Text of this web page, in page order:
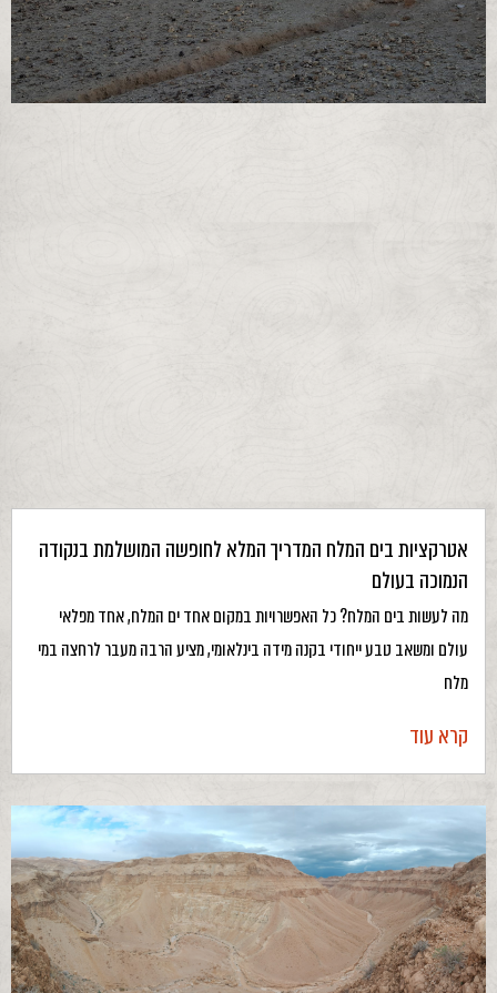
אטרקציות בים המלח המדריך המלא לחופשה המושלמת בנקודה
הנמוכה בעולם
מה לעשות בים המלח? כל האפשרויות במקום אחד ים המלח, אחד מפלאי
עולם ומשאב טבע ייחודי בקנה מידה בינלאומי, מציע הרבה מעבר לרחצה במי
מלח
קרא עוד